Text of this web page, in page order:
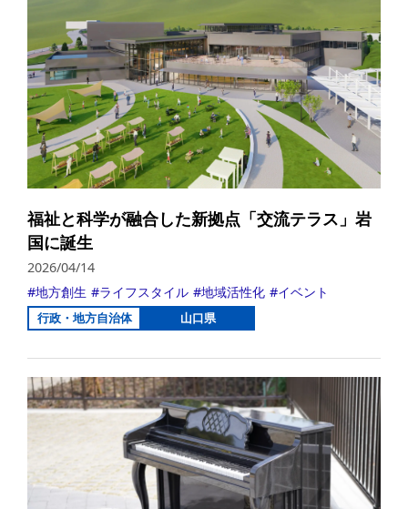
福祉と科学が融合した新拠点「交流テラス」岩
国に誕生
2026/04/14
地方創生
ライフスタイル 地域活性化 イベント
行政・地方自治体 山口県